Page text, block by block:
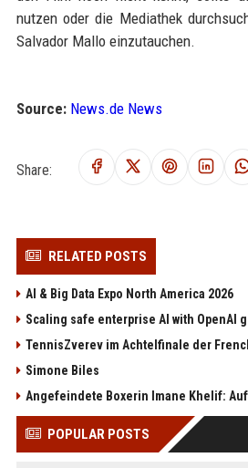
nutzen oder die Mediathek
Salvador Mallo einzutauchen.
Source: News.de News
Share:
RELATED POSTS
AI & Big Data Expo North America 2026
Scaling safe enterprise AI with OpenAI
TennisZverev im Achtelfinale der
Simone Biles
Angefeindete Boxerin Imane Khelif:
POPULAR POSTS